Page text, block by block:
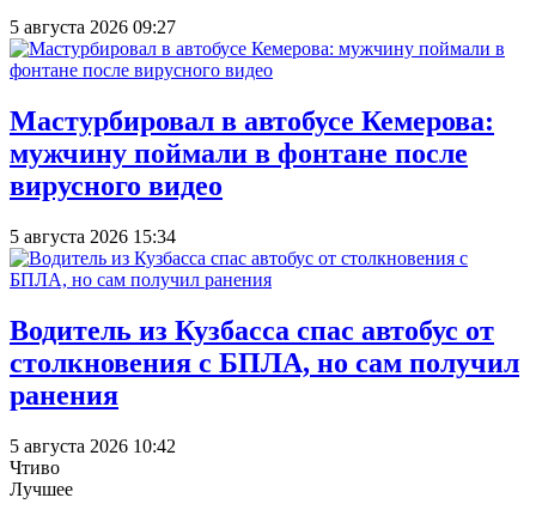
5 августа 2026 09:27
Мастурбировал в автобусе Кемерова:
мужчину поймали в фонтане после
вирусного видео
5 августа 2026 15:34
Водитель из Кузбасса спас автобус от
столкновения с БПЛА, но сам получил
ранения
5 августа 2026 10:42
Чтиво
Лучшее